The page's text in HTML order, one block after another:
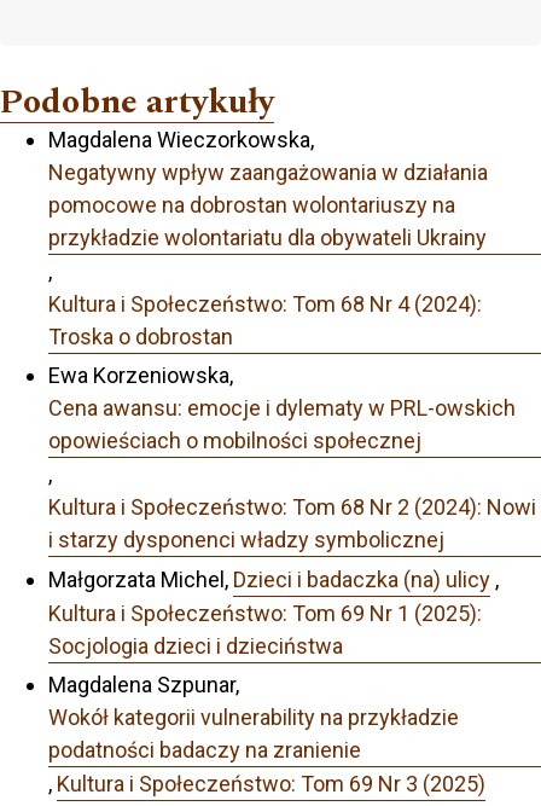
Podobne artykuły
Magdalena Wieczorkowska,
Negatywny wpływ zaangażowania w działania
pomocowe na dobrostan wolontariuszy na
przykładzie wolontariatu dla obywateli Ukrainy
,
Kultura i Społeczeństwo: Tom 68 Nr 4 (2024):
Troska o dobrostan
Ewa Korzeniowska,
Cena awansu: emocje i dylematy w PRL-owskich
opowieściach o mobilności społecznej
,
Kultura i Społeczeństwo: Tom 68 Nr 2 (2024): Nowi
i starzy dysponenci władzy symbolicznej
Małgorzata Michel, Dzieci i badaczka (na) ulicy ,
Kultura i Społeczeństwo: Tom 69 Nr 1 (2025):
Socjologia dzieci i dzieciństwa
Magdalena Szpunar,
Wokół kategorii vulnerability na przykładzie
podatności badaczy na zranienie
, Kultura i Społeczeństwo: Tom 69 Nr 3 (2025)